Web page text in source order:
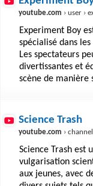
youtube.com › user ›
Experiment Boy
spécialisé dans
Les spectateurs
divertissantes et
scène de manière
Science Trash
youtube.com › channel ›
Science Trash est
vulgarisation
aux jeunes, avec